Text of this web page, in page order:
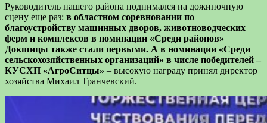
Руководитель нашего района поднимался на дожиночную
сцену еще раз: в областном соревновании по
благоустройству машинных дворов, животноводческих
ферм и комплексов в номинации «Среди районов»
Докшицы также стали первыми. А в номинации «Среди
сельскохозяйственных организаций» в числе победителей –
КУСХП «АгроСитцы» – высокую награду принял директор
хозяйства Михаил Транчевский.